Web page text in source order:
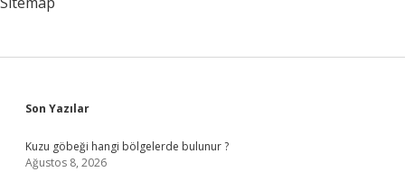
Sidebar
Son Yazılar
Kuzu göbeği hangi bölgelerde bulunur ?
Ağustos 8, 2026